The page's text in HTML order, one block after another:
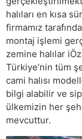
halıları en kısa
firmamız
montaj işlemi
zemine halılar
Türkiye’nin tüm
cami halısı
bilgi alabilir ve
ülkemizin her
mevcuttur.